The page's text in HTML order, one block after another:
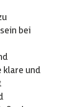
bei
klare und